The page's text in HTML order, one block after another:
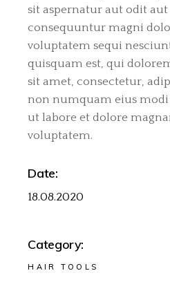
sit aspernatur aut odit
consequuntur magni
voluptatem sequi
quisquam est, qui
sit amet, consectetur,
non numquam eius
ut labore et dolore
voluptatem.
Date:
18.08.2020
Category:
HAIR TOOLS